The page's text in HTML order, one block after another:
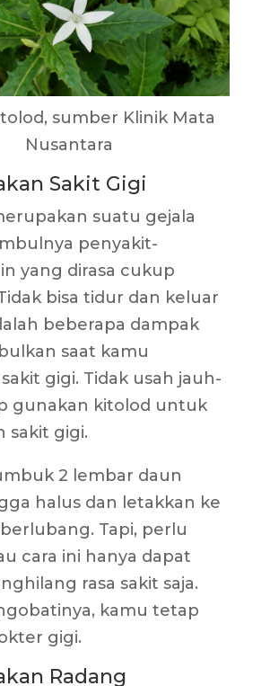
sumber Klinik Mata
Nusantara
Sakit Gigi
suatu gejala
penyakit-
yang dirasa cukup
bisa tidur dan keluar
beberapa dampak
saat kamu
gigi. Tidak usah jauh-
gunakan kitolod untuk
sakit gigi.
2 lembar daun
halus dan letakkan ke
Tapi, perlu
cara ini hanya dapat
rasa sakit saja.
kamu tetap
gigi.
Radang